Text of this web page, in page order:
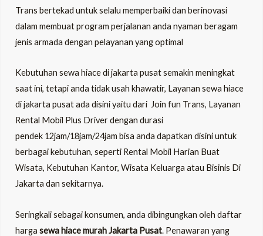
Trans bertekad untuk selalu memperbaiki dan berinovasi
dalam membuat program perjalanan anda nyaman beragam
jenis armada dengan pelayanan yang optimal
Kebutuhan sewa hiace di jakarta pusat semakin meningkat
saat ini, tetapi anda tidak usah khawatir, Layanan sewa hiace
di jakarta pusat ada disini yaitu dari Join fun Trans, Layanan
Rental Mobil Plus Driver dengan durasi
pendek 12jam/18jam/24jam bisa anda dapatkan disini untuk
berbagai kebutuhan, seperti Rental Mobil Harian Buat
Wisata, Kebutuhan Kantor, Wisata Keluarga atau Bisinis Di
Jakarta dan sekitarnya.
Seringkali sebagai konsumen, anda dibingungkan oleh daftar
harga sewa hiace murah Jakarta Pusat. Penawaran yang